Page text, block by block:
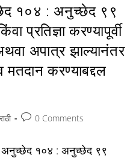
१०४ : अनुच्छेद ९९
प्रतिज्ञा करण्यापूर्वी
अपात्र झाल्यानंतर
मतदान करण्याबद्दल
Post0 Comments
) अनुच्छेद १०४ : अनुच्छेद ९९